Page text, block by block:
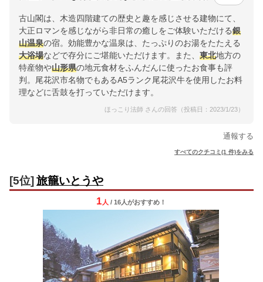
古山閣は、木造四階建ての歴史と趣を感じさせる建物にて、
大正ロマンを感じながら非日常の癒しをご体験いただける銀
山温泉の宿。効能豊かな温泉は、たっぷりのお湯をたたえる
大浴場などで存分にご堪能いただけます。また、 東北地方の
特産物や山形県の地元食材をふんだんに使ったお食事も評
判。尾花沢市名物でもあるA5ランク尾花沢牛を使用したお料
理などに舌鼓を打っていただけます。
ほっこり法師 さんの回答（投稿日：2023/1/23）
通報する
すべてのクチコミ(1 件)をみる
[5位] 旅籠いとうや
1 人 / 16人がおすすめ！